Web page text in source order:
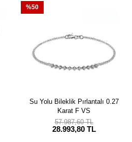
Su Yolu Bileklik Pırlantalı 0.27
Karat F VS
28.993,80 TL
57.987,60 TL
%50